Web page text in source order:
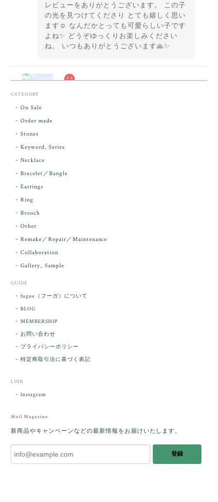
レビューをありがとうございます。 この子
の光を見つけてくださり とても嬉しく思い
ます☺️ なんだかとっても可愛らしい子です
よね✨ どうぞゆっくりお楽しみください
ね。 いつもありがとうございます🙏✨
ンダラで感動しました。素敵な箱と和紙で石を包んで
下さり、ありがとうございました。
レビューをありがとうございます。 実物を
こそ この度は誠にありがとうございまし
た人に幸せが訪れる」という言い伝えがあるケサラン
パサラン。とっても素敵です。メッセージでは色々記
憶違いもありましたが、またいつかお会いして楽しい
した。
をあたたかく迎え入れてくださり とても嬉
しく思います。 この石のふわりとした光を
ランパサラン」でした。これからはT様の
傍で そっと見守ってくれるのではないかな
CATEGORY
On Sale
Order made
Stones
Keyword, Series
Necklace
Bracelet／Bangle
Earrings
Ring
Brooch
Other
Remake／Repair／Maintenance
Collaboration
Gallery_ Sample
GUIDE
fugue（フーガ）について
BLOG
MEMBERSHIP
お問い合わせ
プライバシーポリシー
特定商取引法に基づく表記
LINK
Instagram
Mail Magazine
新商品やキャンペーンなどの最新情報をお届けいたします。
登録